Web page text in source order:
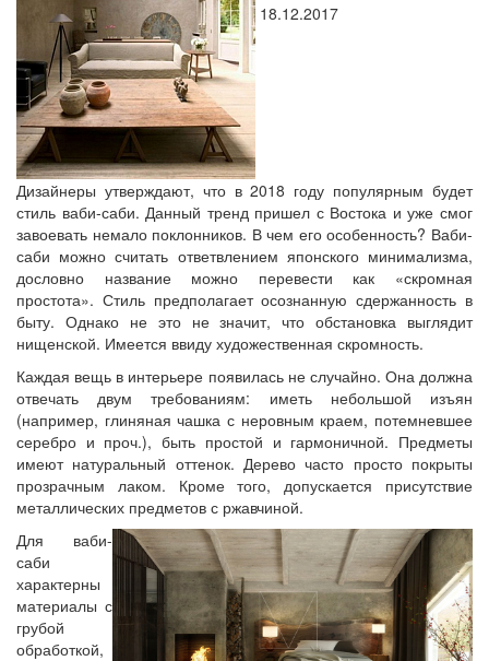
18.12.2017
Дизайнеры утверждают, что в 2018 году популярным будет
стиль ваби-саби. Данный тренд пришел с Востока и уже смог
завоевать немало поклонников. В чем его особенность? Ваби-
саби можно считать ответвлением японского минимализма,
дословно название можно перевести как «скромная
простота». Стиль предполагает осознанную сдержанность в
быту. Однако не это не значит, что обстановка выглядит
нищенской. Имеется ввиду художественная скромность.
Каждая вещь в интерьере появилась не случайно. Она должна
отвечать двум требованиям: иметь небольшой изъян
(например, глиняная чашка с неровным краем, потемневшее
серебро и проч.), быть простой и гармоничной. Предметы
имеют натуральный оттенок. Дерево часто просто покрыты
прозрачным лаком. Кроме того, допускается присутствие
металлических предметов с ржавчиной.
Для ваби-
саби
характерны
материалы с
грубой
обработкой,